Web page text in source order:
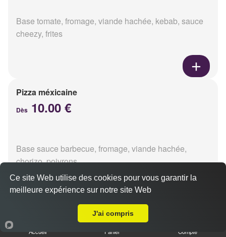
Base tomate, fromage, viande hachée, kebab, sauce
cheezy, frites
Pizza méxicaine
Dès 10.00 €
Base sauce barbecue, fromage, viande hachée,
chorizo, poivrons
Accueil Panier Compte
Ce site Web utilise des cookies pour vous garantir la
meilleure expérience sur notre site Web
J'ai compris